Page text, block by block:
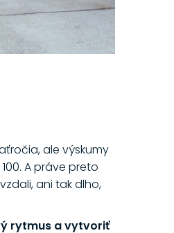
ale výskumy
A práve preto
ani tak dlho,
rytmus a vytvoriť